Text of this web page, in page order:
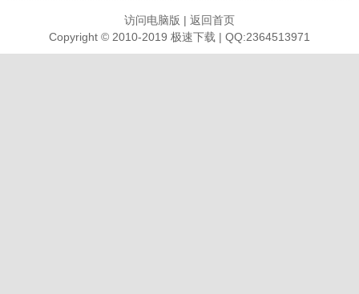
爱番番pc端体验一下吧，让用户能够轻松的获取需要的信息。
访问电脑版 | 返回首页
Copyright © 2010-2019 极速下载 | QQ:2364513971